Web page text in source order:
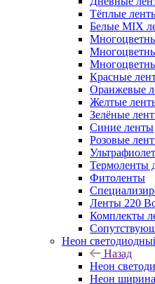
Тёплые
Белые MIX
Красные
Оранжевые
Желтые
Зелёные
Синие ленты
Розовые
Термоленты
Фитоленты
Ленты 220
Комплекты
Неон
Назад
Неон
Неон